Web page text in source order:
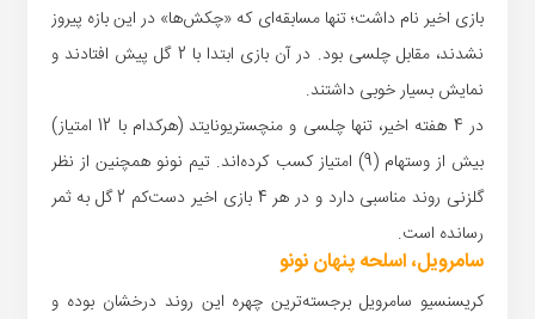
بازی اخیر نام داشت؛ تنها مسابقه‌ای که «چکش‌ها» در این بازه پیروز
نشدند، مقابل چلسی بود. در آن بازی ابتدا با 2 گل پیش افتادند و
نمایش بسیار خوبی داشتند.
در 4 هفته اخیر، تنها چلسی و منچستریونایتد (هرکدام با 12 امتیاز)
بیش از وستهام (9) امتیاز کسب کرده‌اند. تیم نونو همچنین از نظر
گلزنی روند مناسبی دارد و در هر 4 بازی اخیر دست‌کم 2 گل به ثمر
رسانده است.
سامرویل، اسلحه پنهان نونو
کریسنسیو سامرویل برجسته‌ترین چهره این روند درخشان بوده و